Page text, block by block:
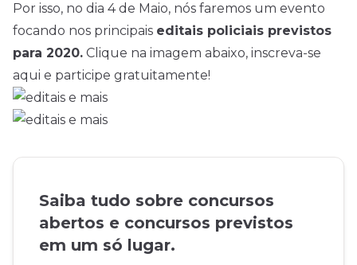
Por isso, no dia 4 de Maio, nós faremos um evento
focando nos principais editais policiais previstos
para 2020. Clique na imagem abaixo, inscreva-se
aqui e participe gratuitamente!
Saiba tudo sobre concursos
abertos e concursos previstos
em um só lugar.